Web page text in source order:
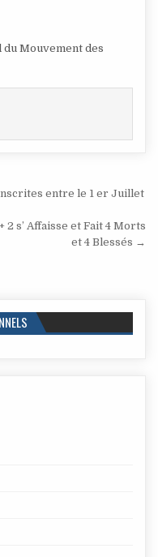
du Mouvement des
entre le 1 er Juillet
s’ Affaisse et Fait 4 Morts
et 4 Blessés →